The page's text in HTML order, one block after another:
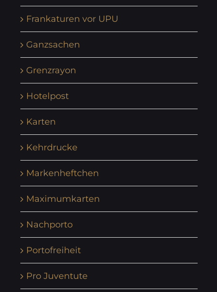
Frankaturen vor UPU
Ganzsachen
Grenzrayon
Hotelpost
Karten
Kehrdrucke
Markenheftchen
Maximumkarten
Nachporto
Portofreiheit
Pro Juventute